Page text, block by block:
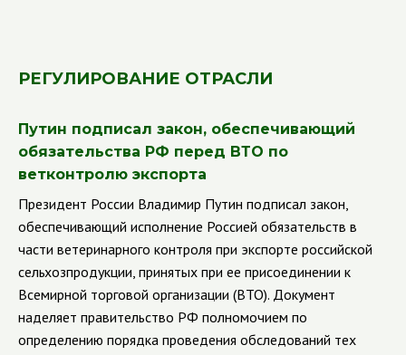
РЕГУЛИРОВАНИЕ ОТРАСЛИ
Путин подписал закон, обеспечивающий
обязательства РФ перед ВТО по
ветконтролю экспорта
Президент России Владимир Путин подписал закон,
обеспечивающий исполнение Россией обязательств в
части ветеринарного контроля при экспорте российской
сельхозпродукции, принятых при ее присоединении к
Всемирной торговой организации (ВТО). Документ
наделяет правительство РФ полномочием по
определению порядка проведения обследований тех